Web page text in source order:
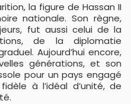
la figure de Hassan II
nationale. Son règne,
fut aussi celui de la
de la diplomatie
Aujourd’hui encore,
générations, et son
pour un pays engagé
à l’idéal d’unité, de